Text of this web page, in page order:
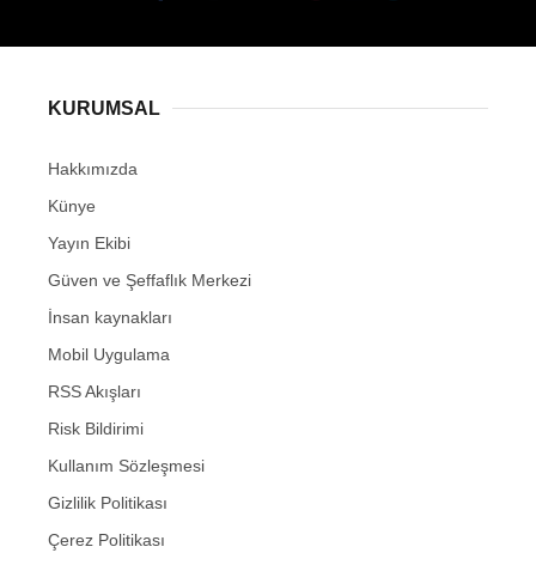
KURUMSAL
Hakkımızda
Künye
Yayın Ekibi
Güven ve Şeffaflık Merkezi
İnsan kaynakları
Mobil Uygulama
RSS Akışları
Risk Bildirimi
Kullanım Sözleşmesi
Gizlilik Politikası
Çerez Politikası